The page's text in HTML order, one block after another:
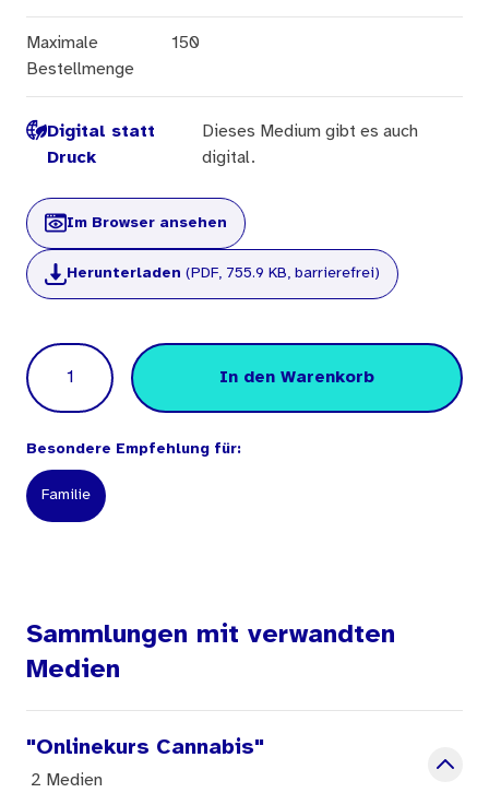
Maximale
Bestellmenge
150
Digital statt
Druck
Dieses Medium gibt es auch
digital.
Im Browser ansehen
Herunterladen (PDF, 755.9 KB, barrierefrei)
Menge
In den Warenkorb
Besondere Empfehlung für:
Familie
Sammlungen mit verwandten
Medien
"Onlinekurs Cannabis"
2 Medien